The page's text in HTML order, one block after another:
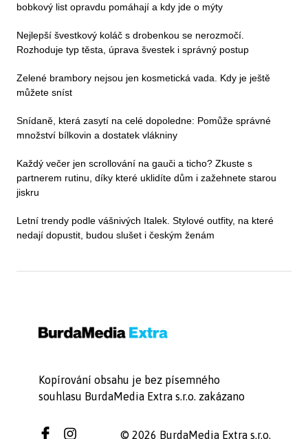
bobkový list opravdu pomáhají a kdy jde o mýty
Nejlepší švestkový koláč s drobenkou se nerozmočí.
Rozhoduje typ těsta, úprava švestek i správný postup
Zelené brambory nejsou jen kosmetická vada. Kdy je ještě
můžete sníst
Snídaně, která zasytí na celé dopoledne: Pomůže správné
množství bílkovin a dostatek vlákniny
Každý večer jen scrollování na gauči a ticho? Zkuste s
partnerem rutinu, díky které uklidíte dům i zažehnete starou
jiskru
Letní trendy podle vášnivých Italek. Stylové outfity, na které
nedají dopustit, budou slušet i českým ženám
Kopírování obsahu je bez písemného
souhlasu BurdaMedia Extra s.r.o. zakázano
© 2026 BurdaMedia Extra s.r.o.